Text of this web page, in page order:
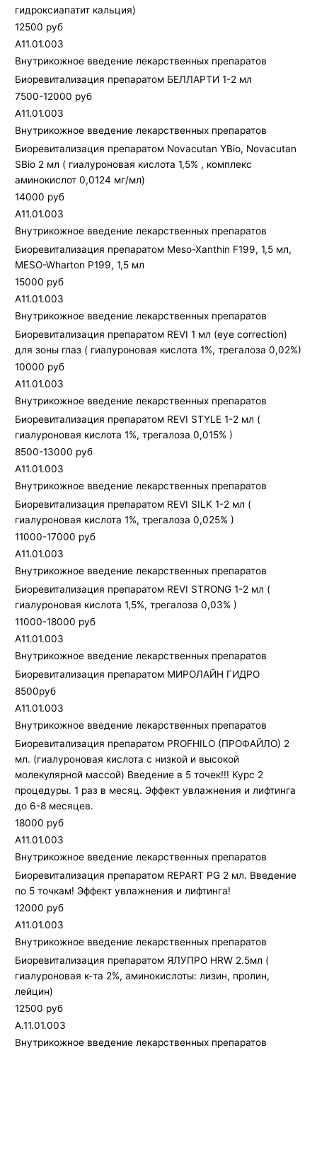
гидроксиапатит кальция)
12500 руб
A11.01.003
Внутрикожное введение лекарственных препаратов
Биоревитализация препаратом БЕЛЛАРТИ 1-2 мл
7500-12000 руб
A11.01.003
Внутрикожное введение лекарственных препаратов
Биоревитализация препаратом Novacutan YBio, Novacutan
SBio 2 мл ( гиалуроновая кислота 1,5% , комплекс
аминокислот 0,0124 мг/мл)
14000 руб
A11.01.003
Внутрикожное введение лекарственных препаратов
Биоревитализация препаратом Meso-Xanthin F199, 1,5 мл,
MESO-Wharton P199, 1,5 мл
15000 руб
A11.01.003
Внутрикожное введение лекарственных препаратов
Биоревитализация препаратом REVI 1 мл (eye correction)
для зоны глаз ( гиалуроновая кислота 1%, трегалоза 0,02%)
10000 руб
A11.01.003
Внутрикожное введение лекарственных препаратов
Биоревитализация препаратом REVI STYLE 1-2 мл (
гиалуроновая кислота 1%, трегалоза 0,015% )
8500-13000 руб
A11.01.003
Внутрикожное введение лекарственных препаратов
Биоревитализация препаратом REVI SILK 1-2 мл (
гиалуроновая кислота 1%, трегалоза 0,025% )
11000-17000 руб
A11.01.003
Внутрикожное введение лекарственных препаратов
Биоревитализация препаратом REVI STRONG 1-2 мл (
гиалуроновая кислота 1,5%, трегалоза 0,03% )
11000-18000 руб
A11.01.003
Внутрикожное введение лекарственных препаратов
Биоревитализация препаратом МИРОЛАЙН ГИДРО
8500руб
A11.01.003
Внутрикожное введение лекарственных препаратов
Биоревитализация препаратом PROFHILO (ПРОФАЙЛО) 2
мл. (гиалуроновая кислота с низкой и высокой
молекулярной массой) Введение в 5 точек!!! Курс 2
процедуры. 1 раз в месяц. Эффект увлажнения и лифтинга
до 6-8 месяцев.
18000 руб
A11.01.003
Внутрикожное введение лекарственных препаратов
Биоревитализация препаратом REPART PG 2 мл. Введение
по 5 точкам! Эффект увлажнения и лифтинга!
12000 руб
A11.01.003
Внутрикожное введение лекарственных препаратов
Биоревитализация препаратом ЯЛУПРО HRW 2.5мл (
гиалуроновая к-та 2%, аминокислоты: лизин, пролин,
лейцин)
12500 руб
А.11.01.003
Внутрикожное введение лекарственных препаратов